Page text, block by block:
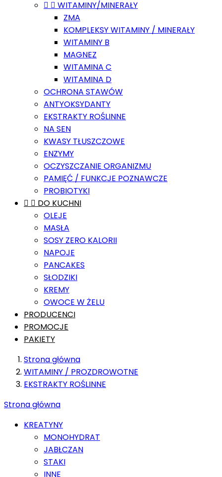
  WITAMINY/MINERAŁY
ZMA
KOMPLEKSY WITAMINY / MINERAŁY
WITAMINY B
MAGNEZ
WITAMINA C
WITAMINA D
OCHRONA STAWÓW
ANTYOKSYDANTY
EKSTRAKTY ROŚLINNE
NA SEN
KWASY TŁUSZCZOWE
ENZYMY
OCZYSZCZANIE ORGANIZMU
PAMIĘĆ / FUNKCJE POZNAWCZE
PROBIOTYKI
  DO KUCHNI
OLEJE
MASŁA
SOSY ZERO KALORII
NAPOJE
PANCAKES
SŁODZIKI
KREMY
OWOCE W ŻELU
PRODUCENCI
PROMOCJE
PAKIETY
Strona główna
WITAMINY / PROZDROWOTNE
EKSTRAKTY ROŚLINNE
Strona główna
KREATYNY
MONOHYDRAT
JABŁCZAN
STAKI
INNE